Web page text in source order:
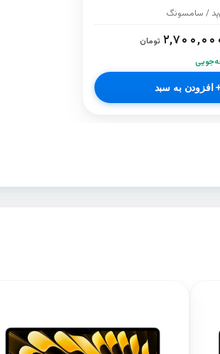
/ سامسونگ
تومان
افزودن به سبد